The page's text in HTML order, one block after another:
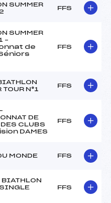
SUMMER
FFS
SUMMER
–
de
FFS
TOUR N°1
FFS
DE
CLUBS
DAMES
FFS
MONDE FFS
BIATHLON
FFS